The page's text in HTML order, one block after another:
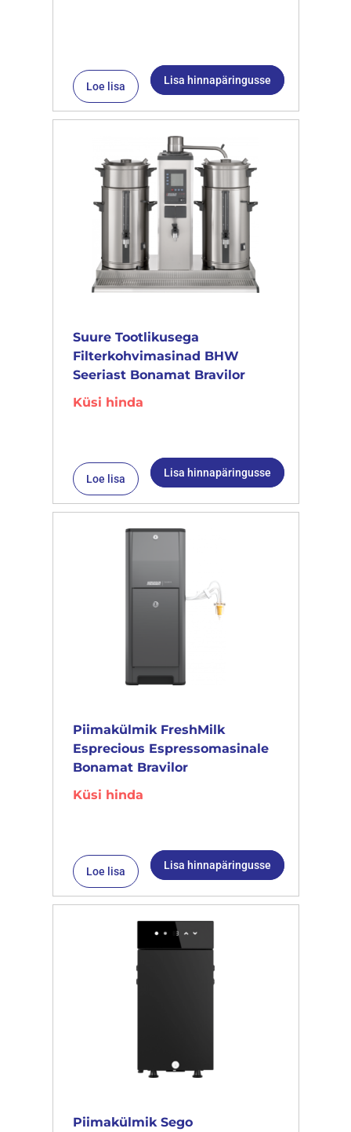
Loe lisa Lisa hinnapäringusse
Suure Tootlikusega
Filterkohvimasinad BHW
Seeriast Bonamat Bravilor
Küsi hinda
Loe lisa Lisa hinnapäringusse
Piimakülmik FreshMilk
Esprecious Espressomasinale
Bonamat Bravilor
Küsi hinda
Loe lisa Lisa hinnapäringusse
Piimakülmik Sego